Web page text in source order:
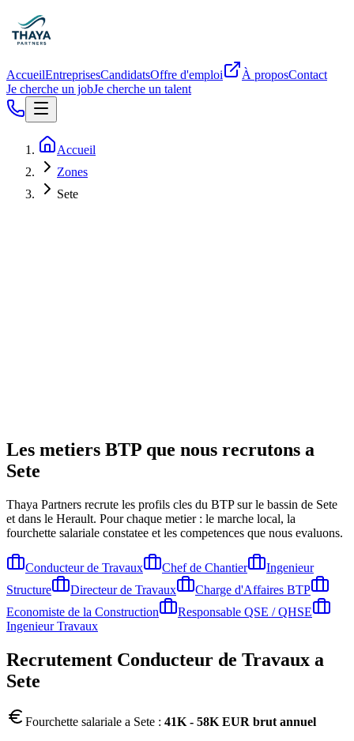
AccueilEntreprisesCandidatsOffre d'emploi À proposContact
Je cherche un jobJe cherche un talent
Accueil
Zones
Sete
Les metiers BTP que nous recrutons a
Sete
Thaya Partners recrute les profils cles du BTP sur le bassin de Sete
et dans le Herault. Pour chaque metier : le marche local, la
fourchette salariale constatee et les competences que nous evaluons.
Conducteur de Travaux Chef de Chantier
Ingenieur
Structure
Directeur de Travaux
Charge d'Affaires BTP
Economiste de la Construction
Responsable QSE / QHSE
Ingenieur Travaux
Recrutement Conducteur de Travaux a
Sete
Fourchette salariale a Sete : 41K - 58K EUR brut annuel